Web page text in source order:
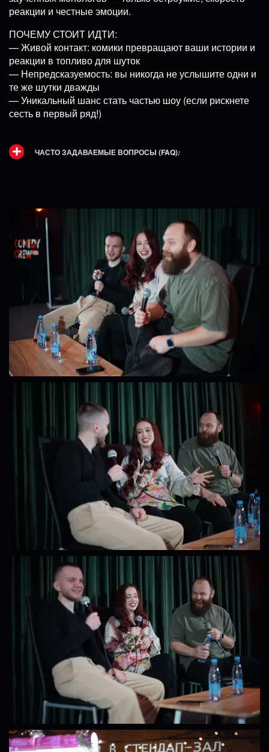
реакции и честные эмоции.
ПОЧЕМУ СТОИТ ИДТИ:
— Живой контакт: комики превращают ваши истории и
реакции в топливо для шуток
— Непредсказуемость: вы никогда не услышите одни и
те же шутки дважды
— Уникальный шанс стать частью шоу (если рискнете
сесть в первый ряд!)
ЧАСТО ЗАДАВАЕМЫЕ ВОПРОСЫ (FAQ):